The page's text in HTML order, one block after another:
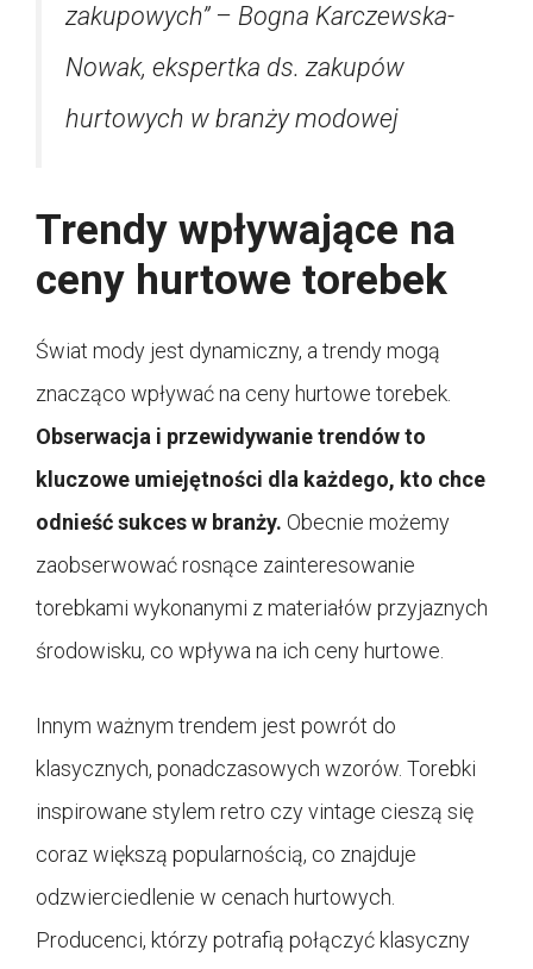
zakupowych” – Bogna Karczewska-
Nowak, ekspertka ds. zakupów
hurtowych w branży modowej
Trendy wpływające na
ceny hurtowe torebek
Świat mody jest dynamiczny, a trendy mogą
znacząco wpływać na ceny hurtowe torebek.
Obserwacja i przewidywanie trendów to
kluczowe umiejętności dla każdego, kto chce
odnieść sukces w branży. Obecnie możemy
zaobserwować rosnące zainteresowanie
torebkami wykonanymi z materiałów przyjaznych
środowisku, co wpływa na ich ceny hurtowe.
Innym ważnym trendem jest powrót do
klasycznych, ponadczasowych wzorów. Torebki
inspirowane stylem retro czy vintage cieszą się
coraz większą popularnością, co znajduje
odzwierciedlenie w cenach hurtowych.
Producenci, którzy potrafią połączyć klasyczny